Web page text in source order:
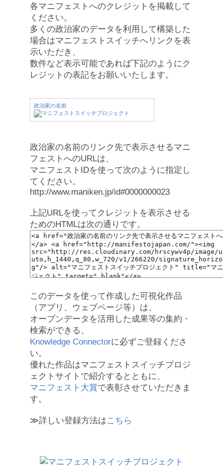
各マニフェストへのクレジットを掲載して
ください。
多くの政治家のデータを利用して構築した
場合はマニフェストスイッチへリンクを表
示いただき、
数件など表示可能であれば下記のようにク
レジットの表記をお願いいたします。
政治家の名前
政治家の名前のリンク先で表示させるマニ
フェストへのURLは、
マニフェストIDを使って次のように指定し
てください。
http://www.maniken.jp/id#0000000023
上記URLを使ってクレジットを表示させる
ためのHTMLは次の通りです。
このデータを使って作成した可視化作品
（アプリ、ウェブページ等）は、
オープンデータを活用した成果等の集約・
検索ができる、
Knowledge Connectorに必ずご登録くださ
い。
優れた作品はマニフェストスイッチプロジ
ェクトサイトで紹介するとともに、
マニフェスト大賞で表彰させていただきま
す。
≫詳しい登録方法はこちら